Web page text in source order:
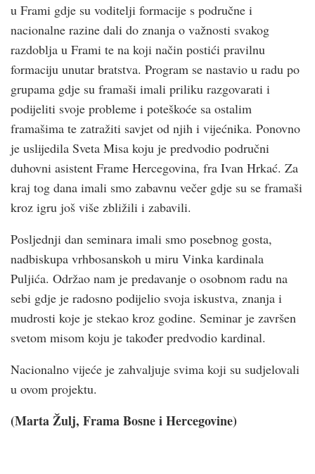
u Frami gdje su voditelji formacije s područne i
nacionalne razine dali do znanja o važnosti svakog
razdoblja u Frami te na koji način postići pravilnu
formaciju unutar bratstva. Program se nastavio u radu po
grupama gdje su framaši imali priliku razgovarati i
podijeliti svoje probleme i poteškoće sa ostalim
framašima te zatražiti savjet od njih i vijećnika. Ponovno
je uslijedila Sveta Misa koju je predvodio područni
duhovni asistent Frame Hercegovina, fra Ivan Hrkać. Za
kraj tog dana imali smo zabavnu večer gdje su se framaši
kroz igru još više zbližili i zabavili.
Posljednji dan seminara imali smo posebnog gosta,
nadbiskupa vrhbosanskoh u miru Vinka kardinala
Puljića. Održao nam je predavanje o osobnom radu na
sebi gdje je radosno podijelio svoja iskustva, znanja i
mudrosti koje je stekao kroz godine. Seminar je završen
svetom misom koju je također predvodio kardinal.
Nacionalno vijeće je zahvaljuje svima koji su sudjelovali
u ovom projektu.
(Marta Žulj, Frama Bosne i Hercegovine)